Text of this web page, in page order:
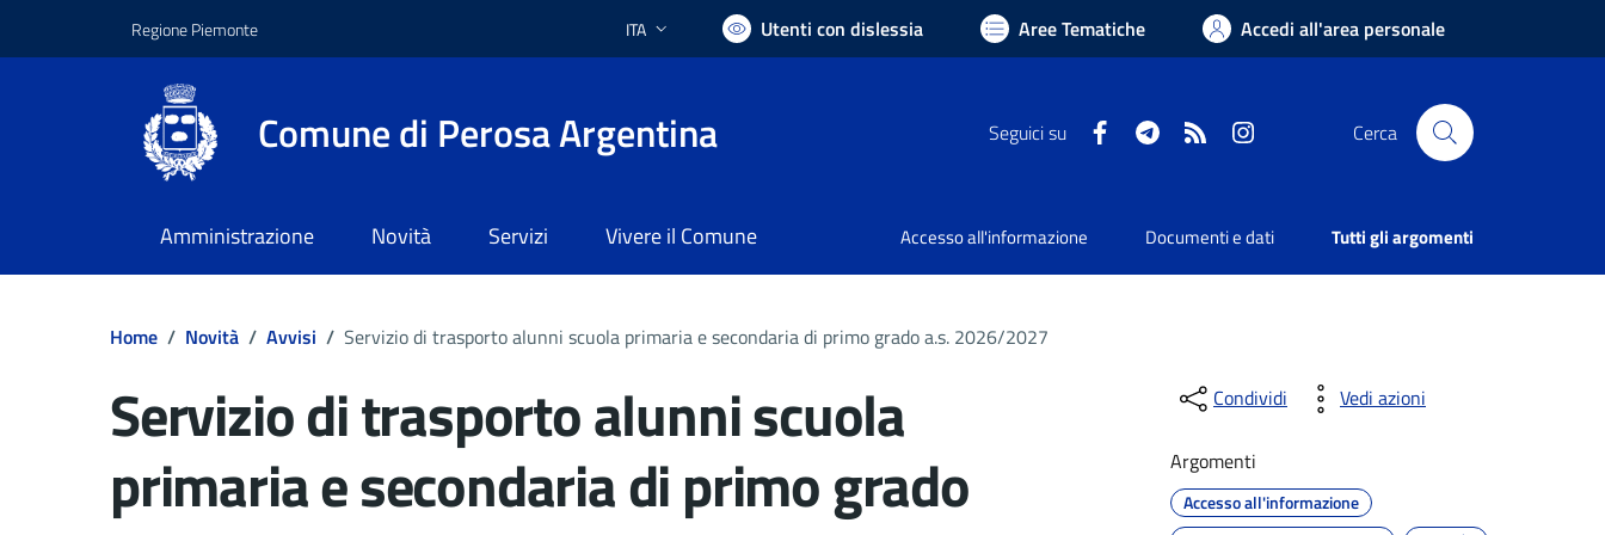
Regione Piemonte Lingua attiva:
ITA Utenti con dislessia Aree Tematiche Accedi all'area personale
Comune di Perosa Argentina Seguici su FacebookTelegramRSS Cerca
Amministrazione Novità Servizi Vivere il Comune Accesso all'informazione Documenti e dati Tutti gli argomenti
Home / Novità / Avvisi / Servizio di trasporto alunni scuola primaria e secondaria di primo grado a.s. 2026/2027
Servizio di trasporto alunni scuola
primaria e secondaria di primo grado
Condividi Vedi azioni
Argomenti
Accesso all'informazione